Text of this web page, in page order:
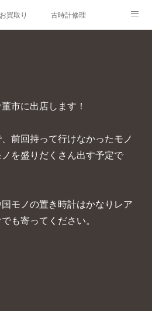
お買取り 古時計修理
市に出店します！
前回持って行けなかったモノ
を盛りだくさん出す予定で
モノの置き時計はかなりレア
も寄ってください。